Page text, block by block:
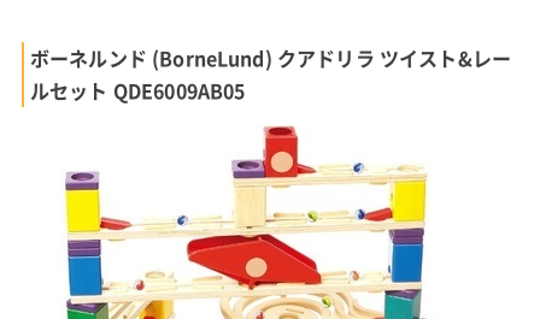
ボーネルンド (BorneLund) クアドリラ ツイスト&レー
ルセット QDE6009AB05